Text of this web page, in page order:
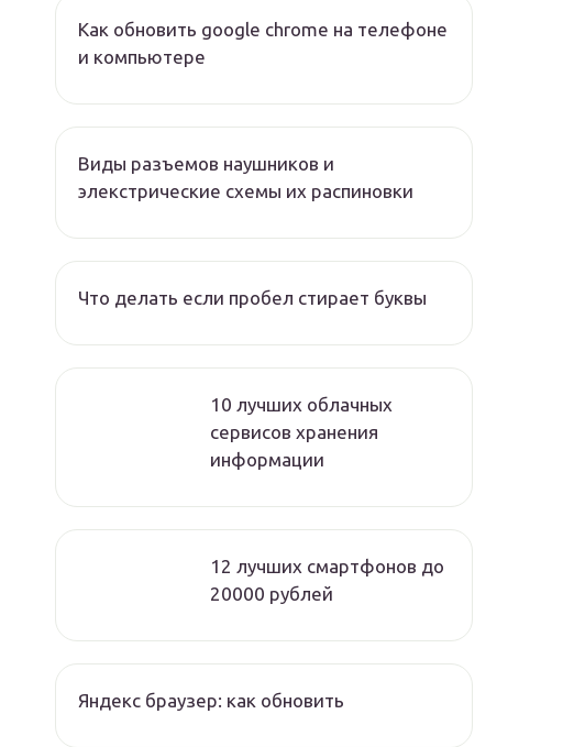
Как обновить google chrome на телефоне
и компьютере
Виды разъемов наушников и
элекстрические схемы их распиновки
Что делать если пробел стирает буквы
10 лучших облачных
сервисов хранения
информации
12 лучших смартфонов до
20000 рублей
Яндекс браузер: как обновить